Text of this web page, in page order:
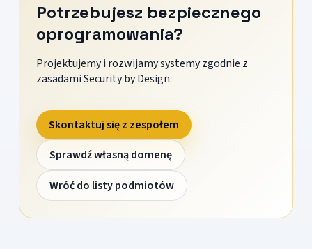
Potrzebujesz bezpiecznego
oprogramowania?
Projektujemy i rozwijamy systemy zgodnie z
zasadami Security by Design.
Skontaktuj się z zespołem
Sprawdź własną domenę
Wróć do listy podmiotów